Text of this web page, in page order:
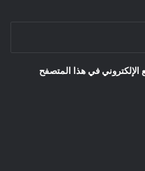
الإلكتروني في هذا المتصفح